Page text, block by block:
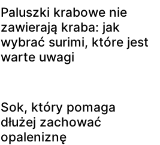
Paluszki krabowe nie
zawierają kraba: jak
wybrać surimi, które jest
warte uwagi
Sok, który pomaga
dłużej zachować
opaleniznę